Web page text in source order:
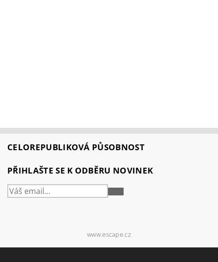
CELOREPUBLIKOVÁ PŮSOBNOST
PŘIHLAŠTE SE K ODBĚRU NOVINEK
PŘIHLÁSIT
www.escape.cz